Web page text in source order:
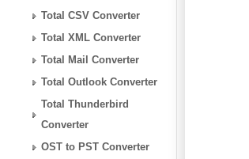
Total CSV Converter
Total XML Converter
Total Mail Converter
Total Outlook Converter
Total Thunderbird
Converter
OST to PST Converter